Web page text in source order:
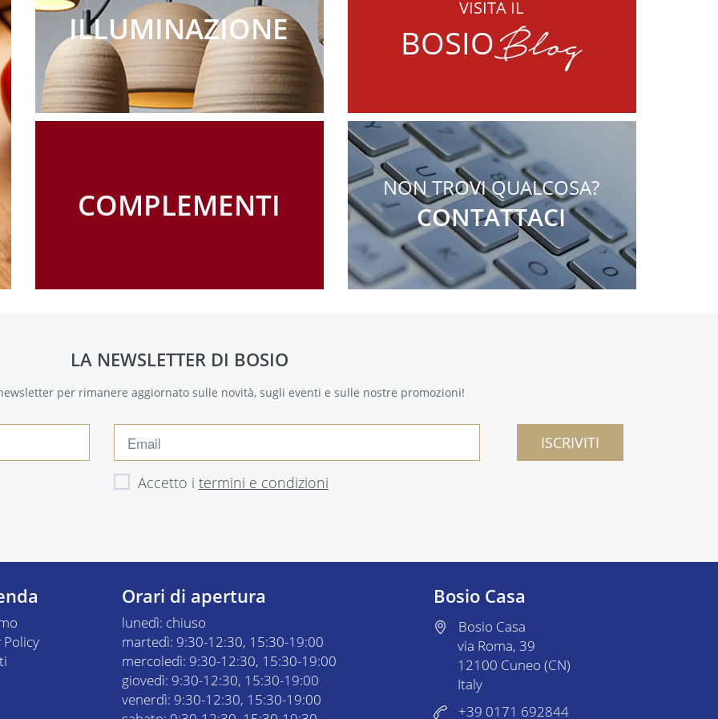
ILLUMINAZIONE
COMPLEMENTI
VISITA IL
BOSIOBlog
NON TROVI QUALCOSA?
CONTATTACI
LA NEWSLETTER DI BOSIO
per rimanere aggiornato sulle novità, sugli eventi e sulle nostre promozioni!
ISCRIVITI
Accetto i termini e condizioni
Policy
Orari di apertura
lunedì: chiuso
martedì: 9:30-12:30, 15:30-19:00
mercoledì: 9:30-12:30, 15:30-19:00
giovedì: 9:30-12:30, 15:30-19:00
venerdì: 9:30-12:30, 15:30-19:00
Bosio Casa
Bosio Casa
via Roma, 39
12100 Cuneo (CN)
Italy
+39 0171 692844